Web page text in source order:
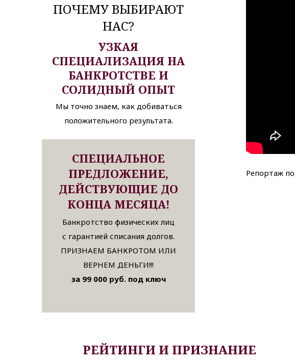
ПОЧЕМУ ВЫБИРАЮТ
НАС?
УЗКАЯ
СПЕЦИАЛИЗАЦИЯ НА
БАНКРОТСТВЕ И
СОЛИДНЫЙ ОПЫТ
Мы точно знаем, как добиваться
положительного результата.
СПЕЦИАЛЬНОЕ
ПРЕДЛОЖЕНИЕ,
ДЕЙСТВУЮЩИЕ ДО
КОНЦА МЕСЯЦА!
Банкротство физических лиц
с гарантией списания долгов.
ПРИЗНАЕМ БАНКРОТОМ ИЛИ
ВЕРНЕМ ДЕНЬГИ!!!
за 99 000 руб. под ключ
Репортаж
РЕЙТИНГИ И ПРИЗНАНИЕ